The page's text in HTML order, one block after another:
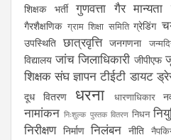
शिक्षक भर्ती
गुणवत्ता गैर मान्यता
गैरशैक्षणिक ग्राम शिक्षा समिति ग्रेडिंग
उपस्थिति छात्रवृत्ति जनगणना
विद्यालय जांच जिलाधिकारी जीपीएफ
शिक्षक संघ ज्ञापन टीईटी डायट
दूध वितरण
धरना धारणाधिकार
नामांकन निःशुल्क पुस्तक वितरण निधन
निरीक्षण निर्माण निलंबन नीति